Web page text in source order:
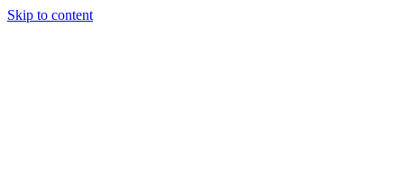
Skip to content